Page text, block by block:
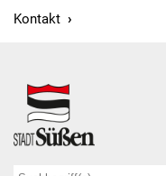
Kontakt